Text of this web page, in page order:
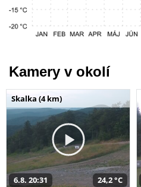
Kamery v okolí
Skalka (4 km)
6.8. 20:31 24,2 °C